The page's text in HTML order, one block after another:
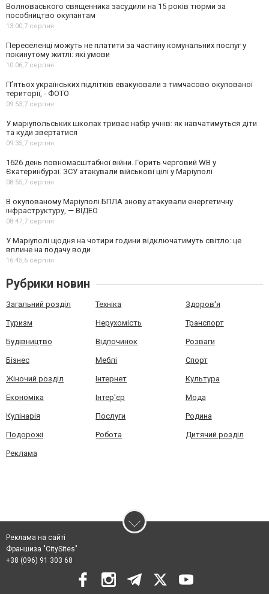
Волноваського священника засудили на 15 років тюрми за
пособництво окупантам
13:00,7 серпня
Переселенці можуть не платити за частину комунальних послуг у
покинутому житлі: які умови
10:06,7 серпня
П’ятьох українських підлітків евакуювали з тимчасово окупованої
території, - ФОТО
09:53,7 серпня
У маріупольських школах триває набір учнів: як навчатимуться діти
та куди звертатися
09:35,7 серпня
1626 день повномасштабної війни. Горить черговий WB у
Єкатеринбурзі. ЗСУ атакували військові цілі у Маріуполі
08:55,7 серпня
В окупованому Маріуполі БПЛА знову атакували енергетичну
інфраструктуру, — ВІДЕО
08:47,7 серпня
У Маріуполі щодня на чотири години відключатимуть світло: це
вплине на подачу води
16:45,6 серпня
Рубрики новин
Загальний розділ Техніка Здоров'я
Туризм Нерухомість Транспорт
Будівництво Відпочинок Розваги
Бізнес Меблі Спорт
Жіночий розділ Інтернет Культура
Економіка Інтер'єр Мода
Кулінарія Послуги Родина
Подорожі Робота Дитячий розділ
Реклама
Реклама на сайті
Франшиза "CitySites"
+38 (096) 91 303 68